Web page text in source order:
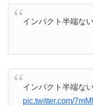
インパクト半端な
インパクト半端な
pic.twitter.com/